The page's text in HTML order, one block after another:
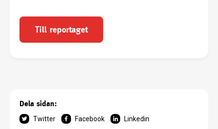
Till reportaget
Dela sidan:
Twitter Facebook Linkedin